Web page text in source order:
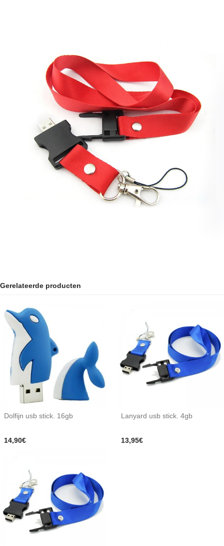
Gerelateerde producten
Dolfijn usb stick. 16gb
14,90€
Lanyard usb stick. 4gb
13,95€